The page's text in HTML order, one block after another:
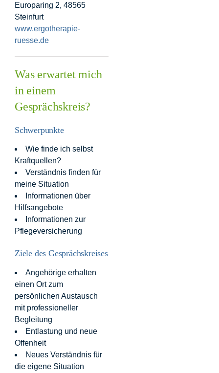
Europaring 2, 48565
Steinfurt
www.ergotherapie-
ruesse.de
Was erwartet mich
in einem
Gesprächskreis?
Schwerpunkte
Wie finde ich selbst
Kraftquellen?
Verständnis finden für
meine Situation
Informationen über
Hilfsangebote
Informationen zur
Pflegeversicherung
Ziele des Gesprächskreises
Angehörige erhalten
einen Ort zum
persönlichen Austausch
mit professioneller
Begleitung
Entlastung und neue
Offenheit
Neues Verständnis für
die eigene Situation